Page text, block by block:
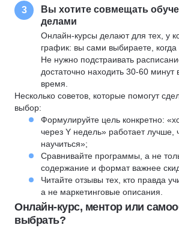
3
Вы хотите совмещать
делами
Онлайн-курсы делают для тех, у
график: вы сами выбираете, когда
Не нужно подстраивать
достаточно находить 30-60 минут
время.
Несколько советов, которые помогут
выбор:
Формулируйте цель конкретно:
через Y недель» работает лучше,
научиться»;
Сравнивайте программы, а не
содержание и формат важнее
Читайте отзывы тех, кто правда
а не маркетинговые описания.
Онлайн-курс, ментор или
выбрать?